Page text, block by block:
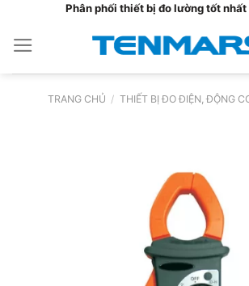
nội
dung
Phân phối thiết bị đo lường tốt nhất
TRANG CHỦ / THIẾT BỊ ĐO ĐIỆN, ĐỘNG